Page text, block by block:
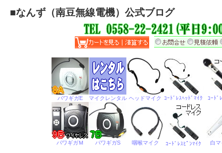
■なんず（南豆無線電機）公式ブログ